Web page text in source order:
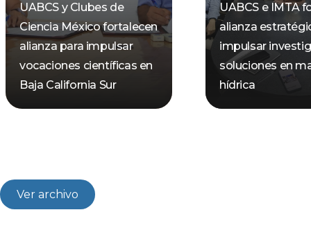
UABCS y Clubes de
Ciencia México fortalecen
alianza para impulsar
vocaciones científicas en
Baja California Sur
UABCS e IMTA
alianza
impulsar
soluciones en
hídrica
Ver archivo